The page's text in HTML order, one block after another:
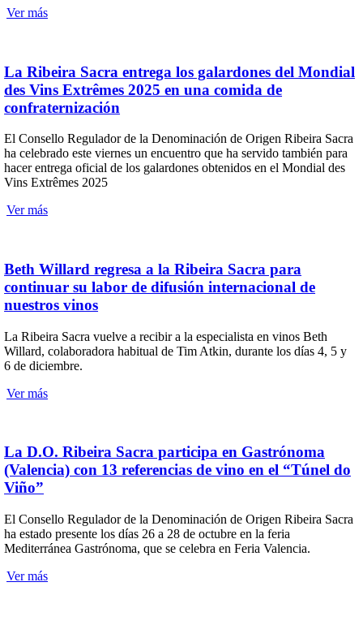
Ver más
La Ribeira Sacra entrega los galardones del Mondial
des Vins Extrêmes 2025 en una comida de
confraternización
El Consello Regulador de la Denominación de Origen Ribeira Sacra
ha celebrado este viernes un encuentro que ha servido también para
hacer entrega oficial de los galardones obtenidos en el Mondial des
Vins Extrêmes 2025
Ver más
Beth Willard regresa a la Ribeira Sacra para
continuar su labor de difusión internacional de
nuestros vinos
La Ribeira Sacra vuelve a recibir a la especialista en vinos Beth
Willard, colaboradora habitual de Tim Atkin, durante los días 4, 5 y
6 de diciembre.
Ver más
La D.O. Ribeira Sacra participa en Gastrónoma
(Valencia) con 13 referencias de vino en el “Túnel do
Viño”
El Consello Regulador de la Denominación de Origen Ribeira Sacra
ha estado presente los días 26 a 28 de octubre en la feria
Mediterránea Gastrónoma, que se celebra en Feria Valencia.
Ver más